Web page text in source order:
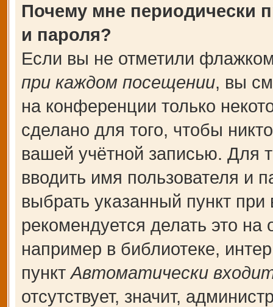
Почему мне периодически
и пароля?
Если вы не отметили
при каждом посещении, вы
на конференции только
сделано для того, чтобы
вашей учётной записью. Для
вводить имя пользователя и
выбрать указанный пункт
рекомендуется делать это
например в библиотеке,
пунктАвтоматически
отсутствует, значит,